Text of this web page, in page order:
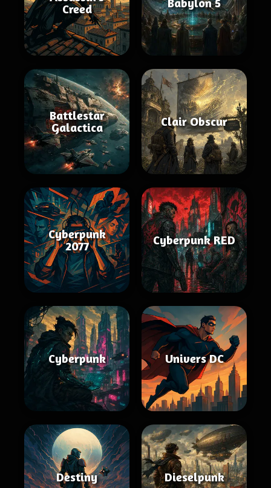
Creed
Battlestar
Galactica
Clair Obscur
Cyberpunk
2077
Cyberpunk RED
Cyberpunk Univers DC
Destiny Dieselpunk